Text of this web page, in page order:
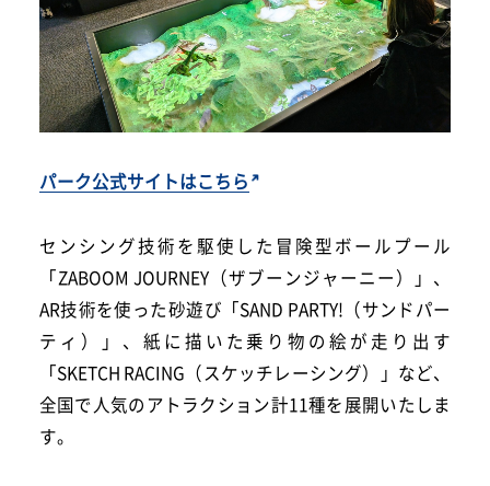
パーク公式サイトはこちら
センシング技術を駆使した冒険型ボールプール
「ZABOOM JOURNEY（ザブーンジャーニー）」、
AR技術を使った砂遊び「SAND PARTY!（サンドパー
ティ）」、紙に描いた乗り物の絵が走り出す
「SKETCH RACING（スケッチレーシング）」など、
全国で人気のアトラクション計11種を展開いたしま
す。